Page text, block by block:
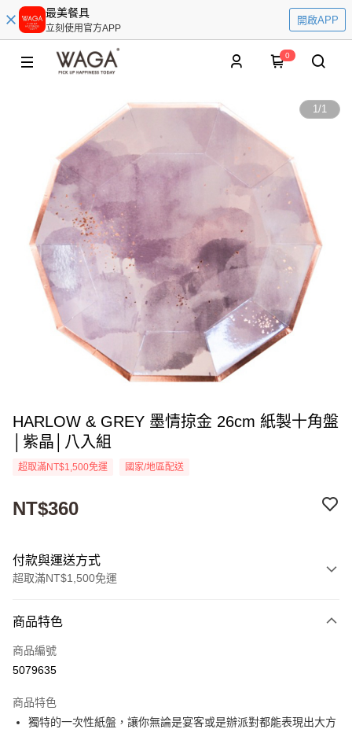
最美餐具
立刻使用官方APP
開啟APP
0
1/1
HARLOW & GREY 墨情掠金 26cm 紙製十角盤
│紫晶│八入組
超取滿NT$1,500免運 國家/地區配送
NT$360
付款與運送方式
超取滿NT$1,500免運
信用卡一次付款
超商取貨付款
街口支付
商品特色
商品編號
5079635
商品特色
獨特的一次性紙盤，讓你無論是宴客或是辦派對都能表現出大方